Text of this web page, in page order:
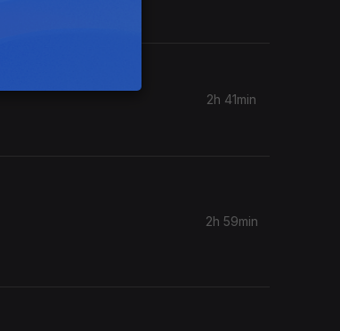
2h 41min
2h 59min